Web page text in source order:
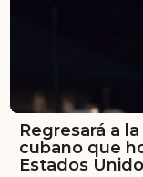
Regresará a
cubano que
Estados